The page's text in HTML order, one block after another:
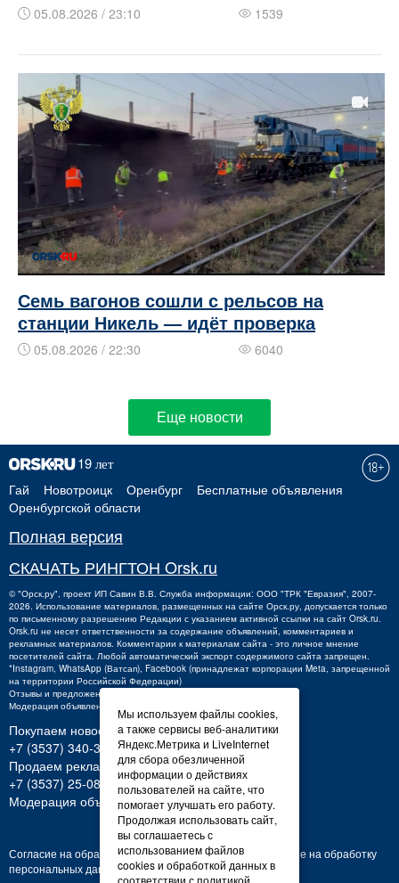
05.08.2026 / 23:10 1539
Семь вагонов сошли с рельсов на
станции Никель — идёт проверка
05.08.2026 / 22:30 6040
Еще новости
Гай Новотроицк Оренбург
Бесплатные объявления
Оренбургской области
Полная версия
СКАЧАТЬ РИНГТОН Orsk.ru
©"Орск.ру" , проект ИП Савин В.В. Служба информации: ООО "ТРК "Евразия", 2007-
2026. Использование материалов, размещенных на сайте Орск.ру, допускается только
по письменному разрешению Редакции с указанием активной ссылки на сайт Orsk.ru.
Orsk.ru не несет ответственности за содержание объявлений, комментариев и
рекламных материалов. Комментарии к материалам сайта - это личное мнение
посетителей сайта. Любой автоматический экспорт содержимого сайта запрещен.
*Instagram, WhatsApp (Ватсап), Facebook (принадлежат корпорации Meta, запрещенной
на территории Российской Федерации)
Отзывы и предложения о работе портала:
Модерация объявлений +7 (3537) 32-71-28
Покупаем новости:
+7 (3537) 340-300,340300@orsk.ru
Продаем рекламу:
+7 (3537) 25-08-07;250807@orsk.ru
Модерация объявлений: +7 (3537) 32-71-28
Согласие на обработку персональных данных
Согласие на обработку
персональных данных
Мы используем файлы cookies,
а также сервисы веб-аналитики
Яндекс.Метрика и LiveInternet
для сбора обезличенной
информации о действиях
пользователей на сайте, что
помогает улучшать его работу.
Продолжая использовать сайт,
вы соглашаетесь с
использованием файлов
cookies и обработкой данных в
соответствии с политикой